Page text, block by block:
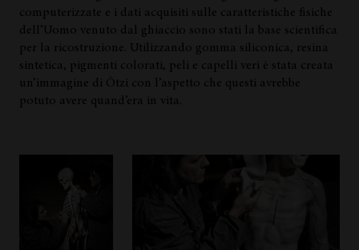
computerizzate e i dati acquisiti sulle caratteristiche fisiche
dell’Uomo venuto dal ghiaccio sono stati la base scientifica
per la ricostruzione. Utilizzando gomma siliconica, resina
sintetica, pigmenti colorati, peli e capelli veri è stata creata
un’immagine di Ötzi con l’aspetto che questi avrebbe
potuto avere quand’era in vita.